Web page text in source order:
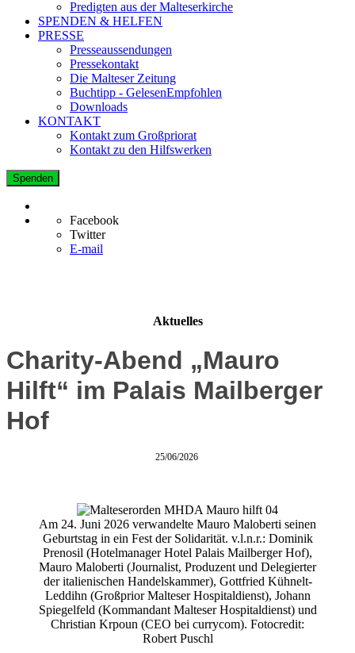
Predigten aus der Malteserkirche
SPENDEN & HELFEN
PRESSE
Presseaussendungen
Pressekontakt
Die Malteser Zeitung
Buchtipp - GelesenEmpfohlen
Downloads
KONTAKT
Kontakt zum Großpriorat
Kontakt zu den Hilfswerken
Spenden
Facebook
Twitter
E-mail
Aktuelles
Charity-Abend „Mauro
Hilft“ im Palais Mailberger
Hof
25/06/2026
Am 24. Juni 2026 verwandelte Mauro Maloberti seinen
Geburtstag in ein Fest der Solidarität. v.l.n.r.: Dominik
Prenosil (Hotelmanager Hotel Palais Mailberger Hof),
Mauro Maloberti (Journalist, Produzent und Delegierter
der italienischen Handelskammer), Gottfried Kühnelt-
Leddihn (Großprior Malteser Hospitaldienst), Johann
Spiegelfeld (Kommandant Malteser Hospitaldienst) und
Christian Krpoun (CEO bei currycom). Fotocredit:
Robert Puschl